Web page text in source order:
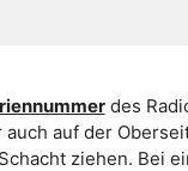
des
auf der
ziehen. Bei